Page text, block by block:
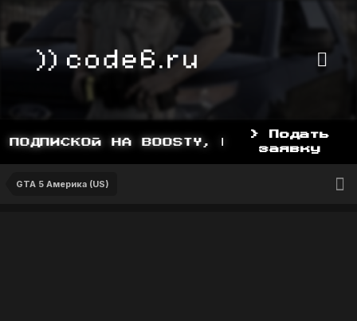
НА BOOSTY, BOOSTY.TO/YDDY
> Подать
заявку
GTA 5 Америка (US)